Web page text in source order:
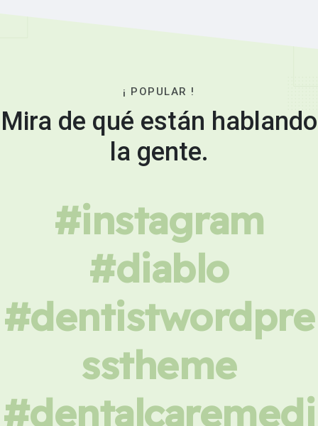
¡ POPULAR !
Mira de qué están hablando
la gente.
#instagram
#diablo
#dentistwordpre
sstheme
#dentalcaremedi